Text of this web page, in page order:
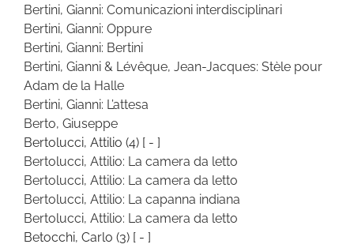
Bertini, Gianni: Comunicazioni interdisciplinari
Bertini, Gianni: Oppure
Bertini, Gianni: Bertini
Bertini, Gianni & Lévêque, Jean-Jacques: Stèle pour
Adam de la Halle
Bertini, Gianni: L’attesa
Berto, Giuseppe
Bertolucci, Attilio (4) [ - ]
Bertolucci, Attilio: La camera da letto
Bertolucci, Attilio: La camera da letto
Bertolucci, Attilio: La capanna indiana
Bertolucci, Attilio: La camera da letto
Betocchi, Carlo (3) [ - ]